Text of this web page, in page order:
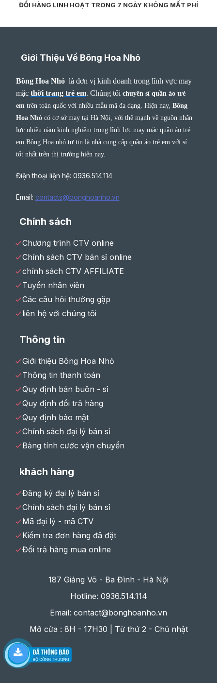
ĐỔI HÀNG LINH HOẠT TRONG 7 NGÀY KHÔNG MẤT PHÍ
Giới Thiệu Về Bông Hoa Nhỏ
Bông Hoa Nhỏ là đơn vị kinh doanh trong lĩnh vực may
mặc thời trang trẻ em. Chúng tôi chuyên sỉ quần áo trẻ
em trên toàn quốc với nhiều mẫu mã đa dạng. Hiện nay, Bông
Hoa Nhỏcó cơ sở may tại Hà Nội, với thế mạnh về nguồn nhân
lực nhiều năm kinh nghiệm trong lĩnh lực may mặc quần áo trẻ
em Bông Hoa nhỏ tự tin là nhà cung cấp quần áo trẻ em với sỉ
tốt nhất trên thị trường hiện nay.
Điện thoại liện hệ: 0936.514.114
Email: contacts@bonghoanho.vn
Chính sách
Chương trình CTV online
Chính sách CTV bán sỉ online
chính sách CTV AFFILIATE
Tuyển nhân viên
Các câu hỏi thường gặp
liên hệ với chúng tôi
Thông tin
Giới thiệu Bông Hoa Nhỏ
Thông tin thanh toán
Quy định bán buôn - sỉ
Quy định đổi trả hàng
Quy định bảo mật
Chính sách đại lý bán sỉ
Bảng tính cước vận chuyển
khách hàng
Đăng ký đại lý bán sỉ
Chính sách đại lý bán sỉ
Mã đại lý - mã CTV
Kiểm tra đơn hàng đã đặt
Đổi trả hàng mua online
187 Giảng Võ - Ba Đình - Hà Nội
Hotline: 0936.514.114
Email: contact@bonghoanho.vn
Mở cửa : 8H - 17H30 | Từ thứ 2 - Chủ nhật